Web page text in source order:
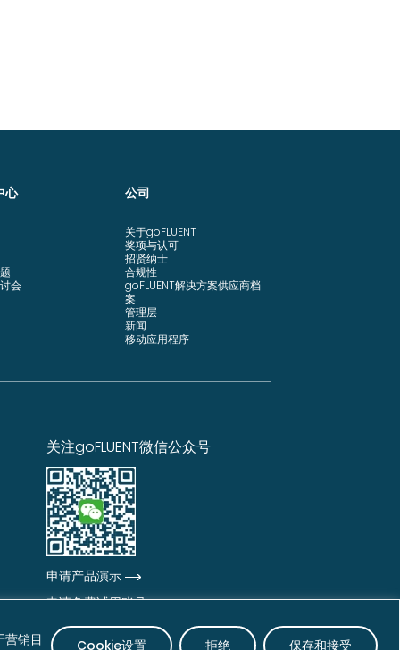
销目 Cookie设置 拒绝 保存和接受
心
会
公司
关于goFLUENT
奖项与认可
招贤纳士
合规性
goFLUENT解决方案供应商档
案
管理层
新闻
移动应用程序
关注goFLUENT微信公众号
申请产品演示
申请免费试用账号